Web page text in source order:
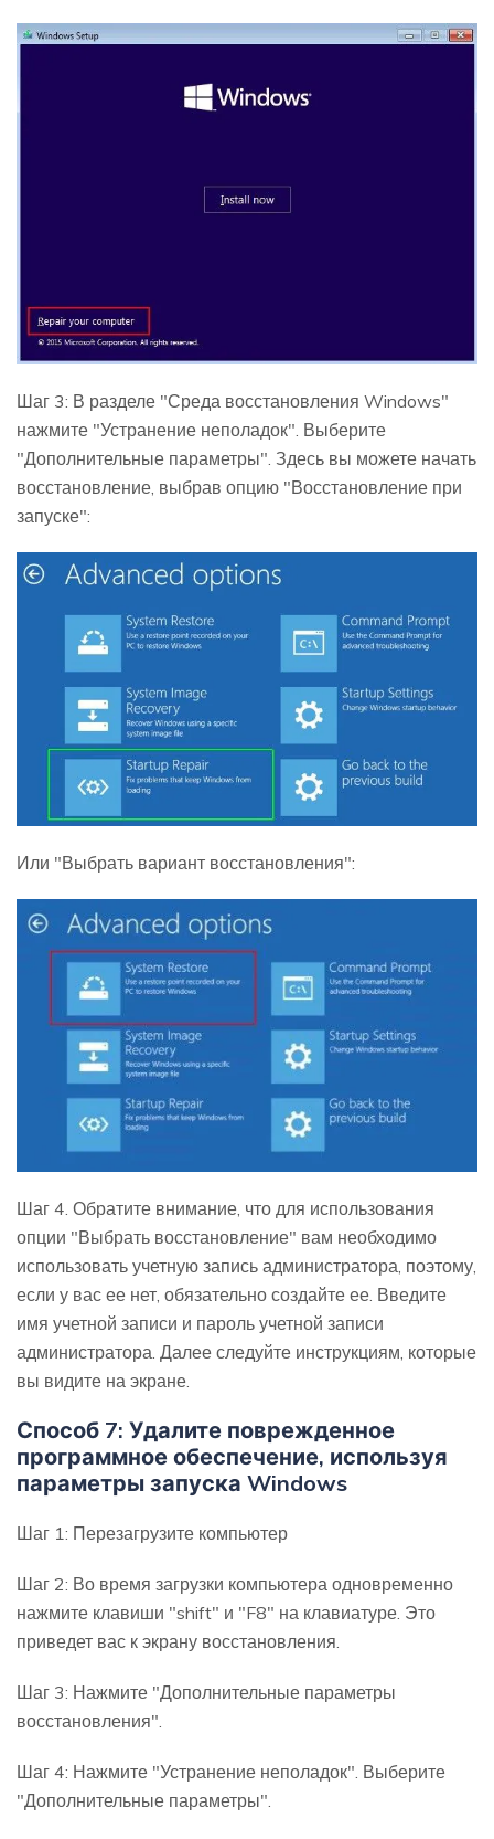
Шаг 3: В разделе "Среда восстановления Windows"
нажмите "Устранение неполадок". Выберите
"Дополнительные параметры". Здесь вы можете начать
восстановление, выбрав опцию "Восстановление при
запуске":
Или "Выбрать вариант восстановления":
Шаг 4. Обратите внимание, что для использования
опции "Выбрать восстановление" вам необходимо
использовать учетную запись администратора, поэтому,
если у вас ее нет, обязательно создайте ее. Введите
имя учетной записи и пароль учетной записи
администратора. Далее следуйте инструкциям, которые
вы видите на экране.
Способ 7: Удалите поврежденное
программное обеспечение, используя
параметры запуска Windows
Шаг 1: Перезагрузите компьютер
Шаг 2: Во время загрузки компьютера одновременно
нажмите клавиши "shift" и "F8" на клавиатуре. Это
приведет вас к экрану восстановления.
Шаг 3: Нажмите "Дополнительные параметры
восстановления".
Шаг 4: Нажмите "Устранение неполадок". Выберите
"Дополнительные параметры".